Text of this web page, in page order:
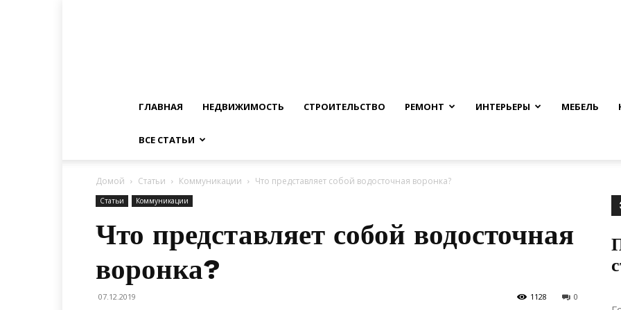
ГЛАВНАЯ НЕДВИЖИМОСТЬ СТРОИТЕЛЬСТВО РЕМОНТ ИНТЕРЬЕРЫ МЕБЕЛЬ
ВСЕ СТАТЬИ
Домой Статьи Коммуникации Что представляет собой водосточная воронка?
Статьи Коммуникации
Что представляет собой водосточная
воронка?
07.12.2019 0
1128